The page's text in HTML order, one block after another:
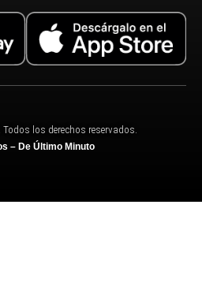
los derechos reservados.
– De Último Minuto